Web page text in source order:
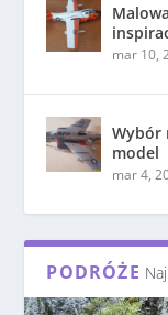
mar 10,
Wybór
model
mar 4,
PODRÓŻE